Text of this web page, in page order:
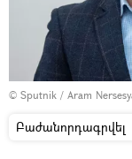
© Sputnik / Aram
Բաժանորդագրվել